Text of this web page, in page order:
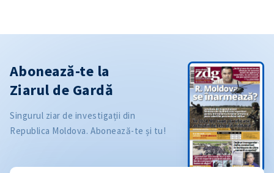
Abonează-te la
Ziarul de Gardă
Singurul ziar de investigații din
Republica Moldova. Abonează-te și tu!